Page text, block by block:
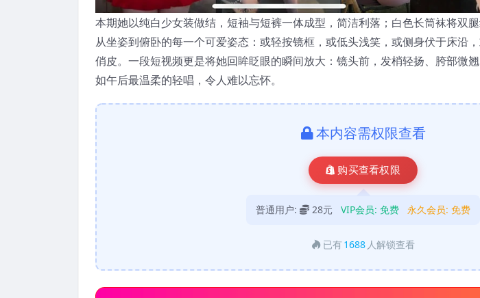
本期她以纯白少女装做结，短袖与短裤一体成型，简洁利落；白色长筒袜将双
从坐姿到俯卧的每一个可爱姿态：或轻按镜框，或低头浅笑，或侧身伏于床沿
俏皮。一段短视频更是将她回眸眨眼的瞬间放大：镜头前，发梢轻扬、胯部微
如午后最温柔的轻唱，令人难以忘怀。
本内容需权限查看
购买查看权限
普通用户: 28元 VIP会员: 免费 永久会员: 免费
已有 1688 人解锁查看